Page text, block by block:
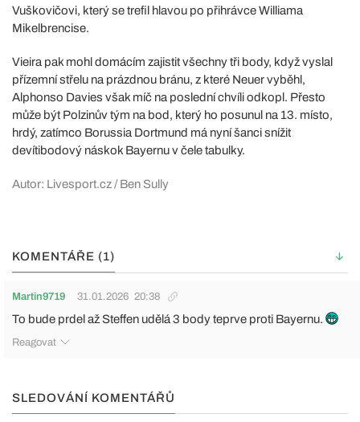
Vuškovičovi, který se trefil hlavou po přihrávce Williama
Mikelbrencise.
Vieira pak mohl domácím zajistit všechny tři body, když vyslal
přízemní střelu na prázdnou bránu, z které Neuer vyběhl,
Alphonso Davies však míč na poslední chvíli odkopl. Přesto
může být Polzinův tým na bod, který ho posunul na 13. místo,
hrdý, zatímco Borussia Dortmund má nyní šanci snížit
devítibodový náskok Bayernu v čele tabulky.
Autor: Livesport.cz / Ben Sully
KOMENTÁŘE (1)
Martin9719 31.01.2026 20:38
To bude prdel až Steffen udělá 3 body teprve proti Bayernu.
Reagovat
SLEDOVÁNÍ KOMENTÁŘŮ